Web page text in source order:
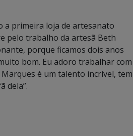
a primeira loja de artesanato
pelo trabalho da artesã Beth
porque ficamos dois anos
bom. Eu adoro trabalhar com
é um talento incrível, tem
dela”.